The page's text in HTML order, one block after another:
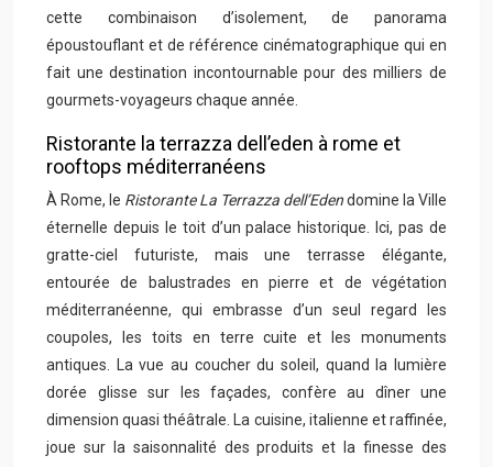
cette combinaison d’isolement, de panorama
époustouflant et de référence cinématographique qui en
fait une destination incontournable pour des milliers de
gourmets-voyageurs chaque année.
Ristorante la terrazza dell’eden à rome et
rooftops méditerranéens
À Rome, le Ristorante La Terrazza dell’Edendomine la Ville
éternelle depuis le toit d’un palace historique. Ici, pas de
gratte-ciel futuriste, mais une terrasse élégante,
entourée de balustrades en pierre et de végétation
méditerranéenne, qui embrasse d’un seul regard les
coupoles, les toits en terre cuite et les monuments
antiques. La vue au coucher du soleil, quand la lumière
dorée glisse sur les façades, confère au dîner une
dimension quasi théâtrale. La cuisine, italienne et raffinée,
joue sur la saisonnalité des produits et la finesse des